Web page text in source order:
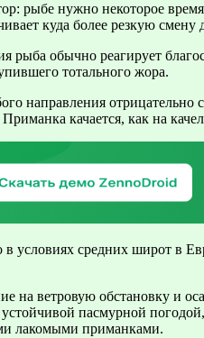
рыбе нужно некоторое
куда более резкую
рыба обычно реагирует
тотального жора.
направления
качается, как на
средних широт в
на ветровую обстановку и
пасмурной
лакомыми приманками.